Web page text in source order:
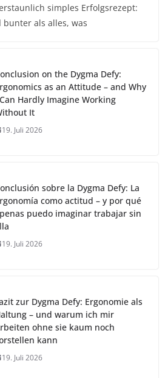
simples Erfolgsrezept:
als alles, was
on the Dygma Defy:
as an Attitude – and Why
Hardly Imagine Working
It
19. Juli 2026
sobre la Dygma Defy: La
como actitud – y por qué
puedo imaginar trabajar sin
19. Juli 2026
zur Dygma Defy: Ergonomie als
– und warum ich mir
ohne sie kaum noch
kann
19. Juli 2026